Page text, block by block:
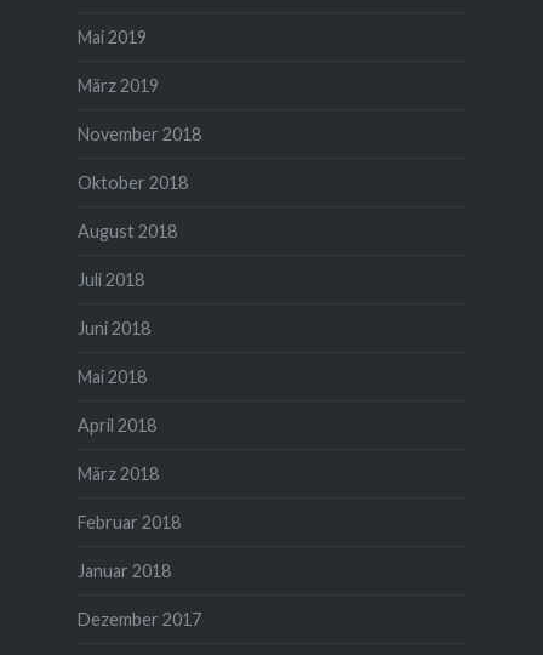
Mai 2019
März 2019
November 2018
Oktober 2018
August 2018
Juli 2018
Juni 2018
Mai 2018
April 2018
März 2018
Februar 2018
Januar 2018
Dezember 2017